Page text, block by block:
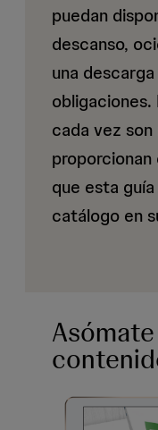
puedan
descanso,
una
obligaciones.
cada vez
que esta
catálogo en